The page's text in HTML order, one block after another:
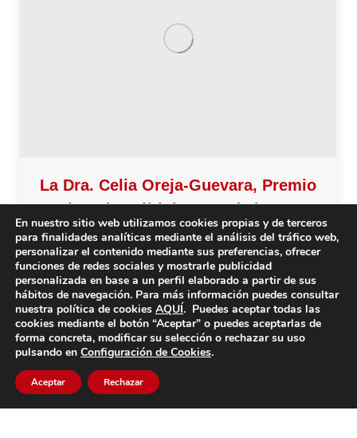
La Dra. Celia Oreja-Guevara, Premio
Esclerosis Múltiple-2024 de la SEN
Nos alegra anunciar que la Dra. Celia Oreja
Guevara, Presidenta de nuestro Consejo Médico
Asesor, ha sido hoy 4 de junio, galardonada con el
Premio Esclerosis Múltiple-2024 otorgado por la
Sociedad Española de Neurología.
En nuestro sitio web utilizamos cookies propias y de terceros
para finalidades analíticas mediante el análisis del tráfico web,
personalizar el contenido mediante sus preferencias, ofrecer
funciones de redes sociales y mostrarle publicidad
personalizada en base a un perfil elaborado a partir de sus
hábitos de navegación. Para más información puedes consultar
nuestra política de cookies AQUÍ. Puedes aceptar todas las
cookies mediante el botón “Aceptar” o puedes aceptarlas de
forma concreta, modificar su selección o rechazar su uso
pulsando en Configuración de Cookies.
Aceptar Rechazar